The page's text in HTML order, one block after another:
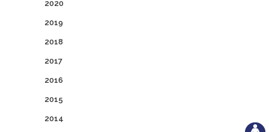
2020
2019
2018
2017
2016
2015
2014